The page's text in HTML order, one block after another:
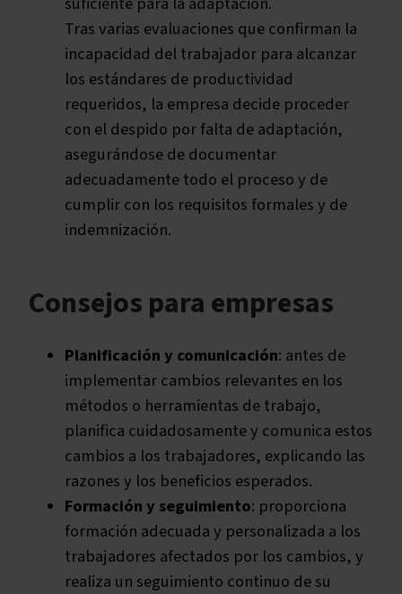
Tras varias evaluaciones que confirman la
incapacidad del trabajador para alcanzar
los estándares de productividad
requeridos, la empresa decide proceder
con el despido por falta de adaptación,
asegurándose de documentar
adecuadamente todo el proceso y de
cumplir con los requisitos formales y de
indemnización.
Consejos para empresas
Planificación y comunicación: antes de
implementar cambios relevantes en los
métodos o herramientas de trabajo,
planifica cuidadosamente y comunica estos
cambios a los trabajadores, explicando las
razones y los beneficios esperados.
Formación y seguimiento: proporciona
formación adecuada y personalizada a los
trabajadores afectados por los cambios, y
realiza un seguimiento continuo de su